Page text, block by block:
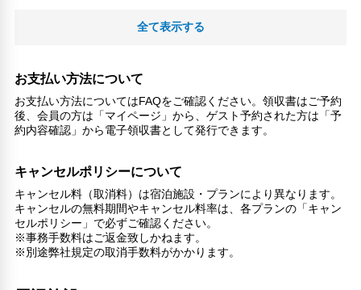
全て表示する
お支払い方法について
お支払い方法についてはFAQをご確認ください。領収書はご予約
後、会員の方は「マイページ」から、ゲスト予約された方は「予
約内容確認」から電子領収書として発行できます。
キャンセルポリシーについて
キャンセル料（取消料）は宿泊施設・プランにより異なります。
キャンセルの無料期間やキャンセル料率は、各プランの「キャン
セルポリシー」で必ずご確認ください。
※事務手数料はご返金致しかねます。
※別途弊社規定の取消手数料がかかります。